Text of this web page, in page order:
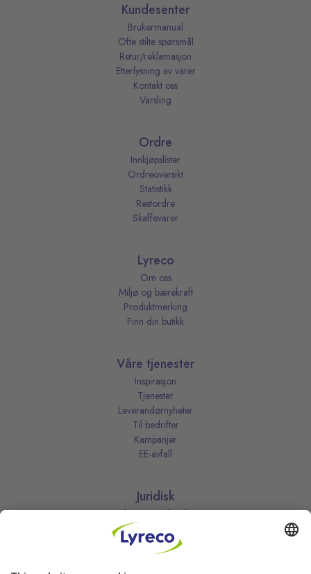
Kundesenter
Brukermanual
Ofte stilte spørsmål
Retur/reklamasjon
Etterlysning av varer
Kontakt oss
Varsling
Ordre
Innkjøpslister
Ordreoversikt
Statistikk
Restordre
Skaffevarer
Lyreco
Om oss
Miljø og bærekraft
Produktmerking
Finn din butikk
Våre tjenester
Inspirasjon
Tjenester
Leverandørnyheter
Til bedrifter
Kampanjer
EE-avfall
Juridisk
Informasjonskapsler
Kjøpsbetingelser
Personvernerklæring
Vilkår